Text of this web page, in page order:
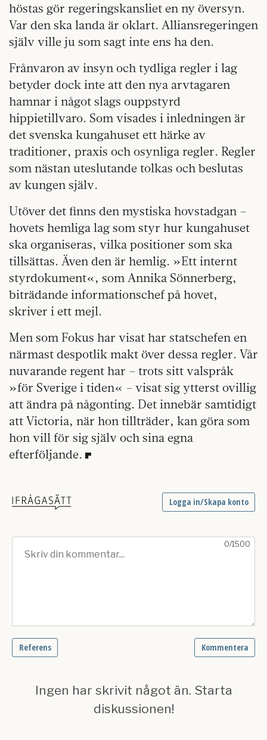
höstas gör regeringskansliet en ny översyn.
Var den ska landa är oklart. Alliansregeringen
själv ville ju som sagt inte ens ha den.
Frånvaron av insyn och tydliga regler i lag
betyder dock inte att den nya arvtagaren
hamnar i något slags ouppstyrd
hippietillvaro. Som visades i inledningen är
det svenska kungahuset ett härke av
traditioner, praxis och osynliga regler. Regler
som nästan uteslutande tolkas och beslutas
av kungen själv.
Utöver det finns den mystiska hovstadgan –
hovets hemliga lag som styr hur kungahuset
ska organiseras, vilka positioner som ska
tillsättas. Även den är hemlig. »Ett internt
styrdokument«, som Annika Sönnerberg,
biträdande informationschef på hovet,
skriver i ett mejl.
Men som Fokus har visat har statschefen en
närmast despotlik makt över dessa regler. Vår
nuvarande regent har – trots sitt valspråk
»för Sverige i tiden« – visat sig ytterst ovillig
att ändra på någonting. Det innebär samtidigt
att Victoria, när hon tillträder, kan göra som
hon vill för sig själv och sina egna
efterföljande.